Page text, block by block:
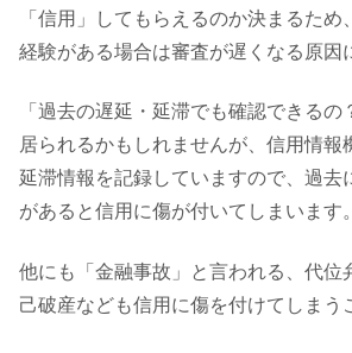
「信用」してもらえるのか決まるた
経験がある場合は審査が遅くなる原因
「過去の遅延・延滞でも確認できるの
居られるかもしれませんが、信用情報
延滞情報を記録していますので、過去
があると信用に傷が付いてしまいます。
他にも「金融事故」と言われる、代位
己破産なども信用に傷を付けてしまう